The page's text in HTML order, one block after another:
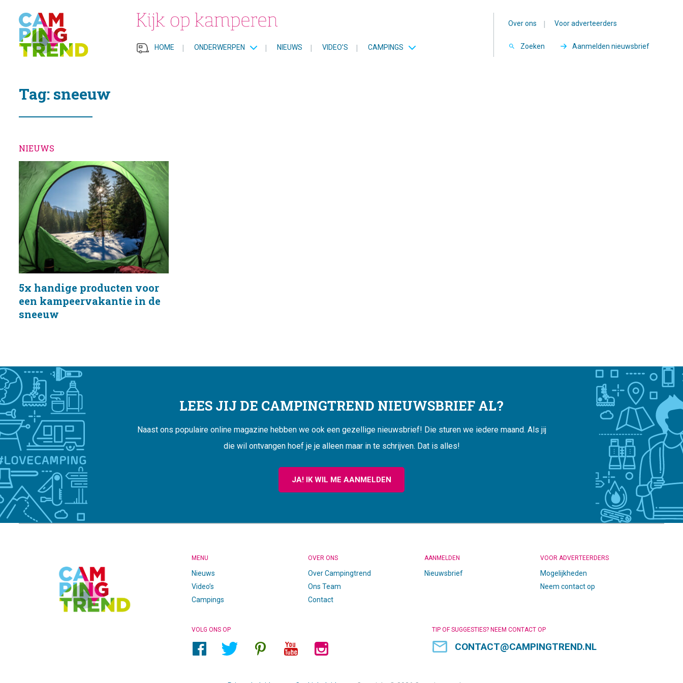
HOME | ONDERWERPEN | NIEUWS | VIDEO’S | CAMPINGS
Over ons | Voor adverteerders
Zoeken Aanmelden nieuwsbrief
Tag: sneeuw
NIEUWS
5x handige producten voor
een kampeervakantie in de
sneeuw
LEES JIJ DE CAMPINGTREND NIEUWSBRIEF AL?
Naast ons populaire online magazine hebben we ook een gezellige nieuwsbrief! Die sturen we iedere maand. Als jij
die wil ontvangen hoef je je alleen maar in te schrijven. Dat is alles!
JA! IK WIL ME AANMELDEN
MENU
Nieuws
Video’s
Campings
OVER ONS
Over Campingtrend
Ons Team
Contact
AANMELDEN
Nieuwsbrief
VOOR ADVERTEERDERS
Mogelijkheden
Neem contact op
VOLG ONS OP TIP OF SUGGESTIES? NEEM CONTACT OP
CONTACT@CAMPINGTREND.NL